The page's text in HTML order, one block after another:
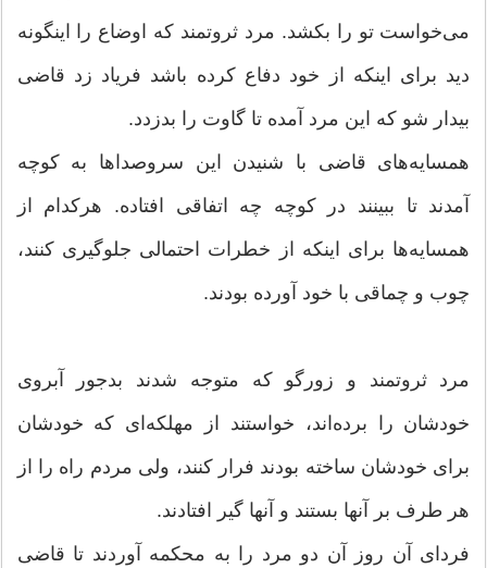
می‌خواست تو را بكشد. مرد ثروتمند كه اوضاع را اینگونه
دید برای اینكه از خود دفاع كرده باشد فریاد زد قاضی
بیدار شو كه این مرد آمده تا گاوت را بدزدد.
همسایه‌های قاضی با شنیدن این سروصداها به كوچه
آمدند تا ببینند در كوچه چه اتفاقی افتاده. هركدام از
همسایه‌ها برای اینكه از خطرات احتمالی جلوگیری كنند،
چوب و چماقی با خود آورده بودند.
مرد ثروتمند و زورگو كه متوجه شدند بدجور آبروی
خودشان را برده‌اند، خواستند از مهلكه‌ای كه خودشان
برای خودشان ساخته بودند فرار كنند، ولی مردم راه را از
هر طرف بر آنها بستند و آنها گیر افتادند.
فردای آن روز آن دو مرد را به محكمه آوردند تا قاضی